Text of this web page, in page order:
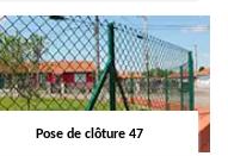
Pose de clôture 47